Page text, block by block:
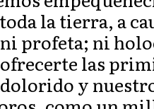
la tierra, a
profeta; ni
las
y